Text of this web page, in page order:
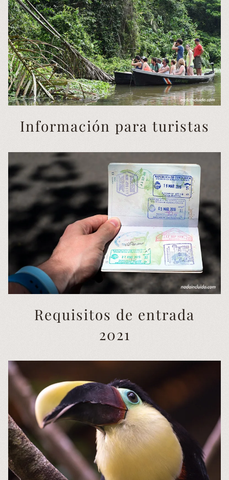
Información para turistas
Requisitos de entrada
2021